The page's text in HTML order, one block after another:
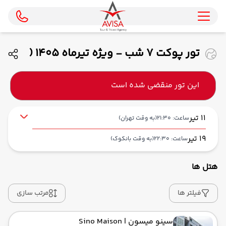
تور پوکت 7 شب - ویژه تیرماه 1405 (
ماهان )
این تور منقضی شده است
11 تیر ساعت: 21:30 (به وقت تهران)
19 تیر ساعت: 22:30 (به وقت بانکوک)
حرکت از مبدا: 21:30
به فرودگاه بین‌المللی سووارنابومی BKK
هتل ها
فیلتر ها مرتب سازی
سینو میسون | Sino Maison